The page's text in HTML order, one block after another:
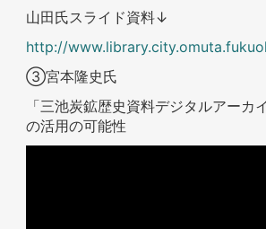
山田氏スライド資料↓
http://
③宮本隆史氏
「三池炭鉱歴史資料デジタルアーカ
の活用の可能性